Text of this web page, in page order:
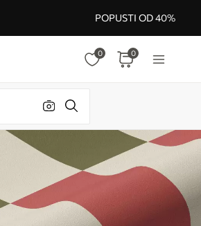
POPUSTI OD 40%
0 0